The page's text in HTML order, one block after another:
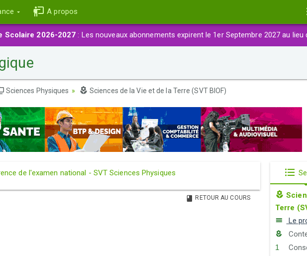
A propos
Scolaire 2026-2027 : Les nouveaux abonnements expirent le 1er Septembre 2027 au lieu
Sciences Physiques Sciences de la Vie et de la Terre (SVT BIOF)
de l'examen national - SVT Sciences Physiques
RETOUR AU COURS
Terre
Le